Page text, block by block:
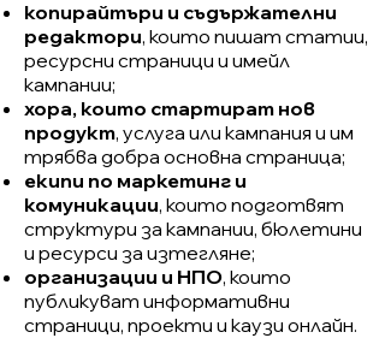
копирайтъри и съдържателни
редактори, които пишат статии,
ресурсни страници и имейл
кампании;
хора, които стартират нов
продукт, услуга или кампания и им
трябва добра основна страница;
екипи по маркетинг и
комуникации, които подготвят
структури за кампании, бюлетини
и ресурси за изтегляне;
организации и НПО, които
публикуват информативни
страници, проекти и каузи онлайн.